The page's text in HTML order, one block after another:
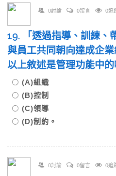
0討論 0留言 0追
19. 「透過指導、訓練、
與員工共同朝向達成企
以上敘述是管理功能中
(A)組織
(B)控制
(C)領導
(D)制約。
0討論 0留言 0追